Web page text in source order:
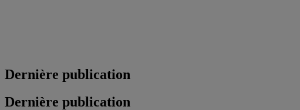
Dernière publication
Dernière publication